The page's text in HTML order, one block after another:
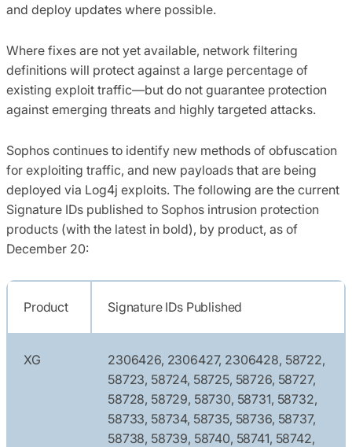
and deploy updates where possible.
Where fixes are not yet available, network filtering
definitions will protect against a large percentage of
existing exploit traffic—but do not guarantee protection
against emerging threats and highly targeted attacks.
Sophos continues to identify new methods of obfuscation
for exploiting traffic, and new payloads that are being
deployed via Log4j exploits. The following are the current
Signature IDs published to Sophos intrusion protection
products (with the latest in bold), by product, as of
December 20:
Product Signature IDs Published
XG
2306426, 2306427, 2306428, 58722,
58723, 58724, 58725, 58726, 58727,
58728, 58729, 58730, 58731, 58732,
58733, 58734, 58735, 58736, 58737,
58738, 58739, 58740, 58741, 58742,